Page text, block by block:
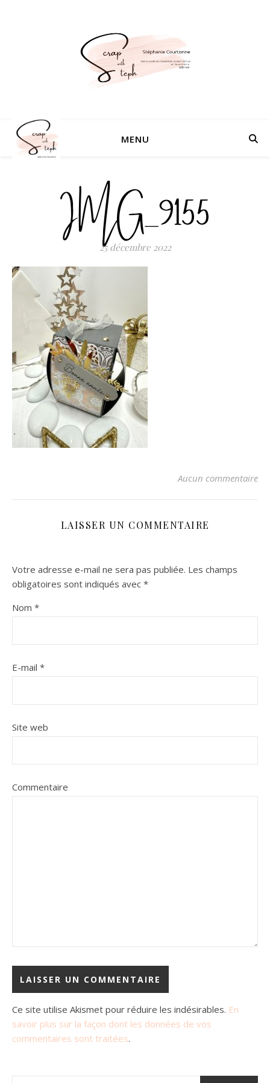
MENU
IMG_9155
25 décembre 2022
Aucun commentaire
LAISSER UN COMMENTAIRE
Votre adresse e-mail ne sera pas publiée. Les champs
obligatoires sont indiqués avec *
Nom *
E-mail *
Site web
Commentaire
Ce site utilise Akismet pour réduire les indésirables. En
savoir plus sur la façon dont les données de vos
commentaires sont traitées.